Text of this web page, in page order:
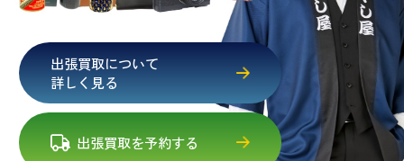
出張買取について
詳しく見る
出張買取を予約する